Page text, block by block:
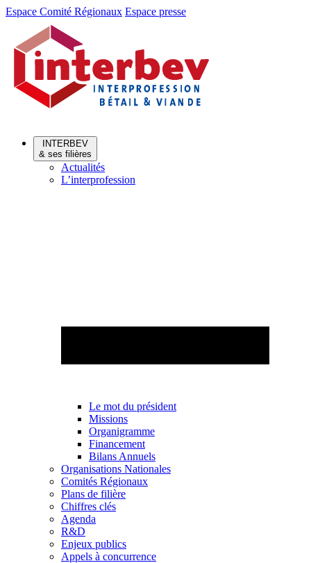
Aller
Aller
contenu
Espace Comité Régionaux Espace presse
INTERBEV
& ses filières
Actualités
L’interprofession
Le mot du président
Missions
Organigramme
Financement
Bilans Annuels
Organisations Nationales
Comités Régionaux
Plans de filière
Chiffres clés
Agenda
R&D
Enjeux publics
Appels à concurrence